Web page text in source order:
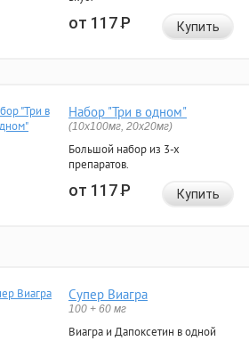
от 117Р Купить
Набор "Три в одном"
(10x100мг, 20x20мг)
Большой набор из 3-х
препаратов.
от 117Р Купить
Супер Виагра
100 + 60 мг
Виагра и Дапоксетин в одной